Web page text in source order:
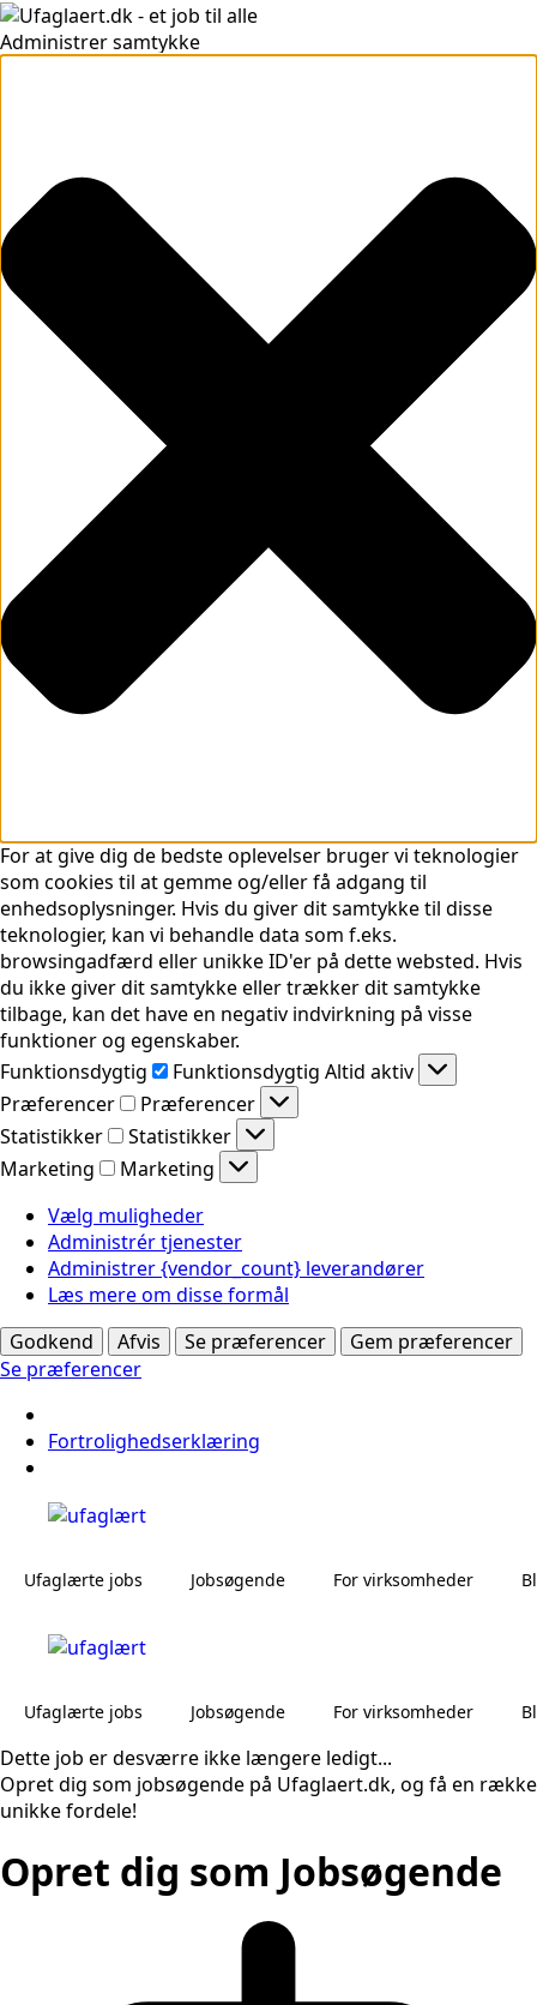
Administrer samtykke
For at give dig de bedste oplevelser bruger vi teknologier
som cookies til at gemme og/eller få adgang til
enhedsoplysninger. Hvis du giver dit samtykke til disse
teknologier, kan vi behandle data som f.eks.
browsingadfærd eller unikke ID'er på dette websted. Hvis
du ikke giver dit samtykke eller trækker dit samtykke
tilbage, kan det have en negativ indvirkning på visse
funktioner og egenskaber.
Funktionsdygtig
Funktionsdygtig Altid aktiv
Præferencer
Præferencer
Statistikker
Statistikker
Marketing
Marketing
Vælg muligheder
Administrér tjenester
Administrer {vendor_count} leverandører
Læs mere om disse formål
Godkend
Afvis Se præferencer
Gem præferencer
Se præferencer
Fortrolighedserklæring
Ufaglærte jobs Jobsøgende For virksomheder
Ufaglærte jobs Jobsøgende For virksomheder
Dette job er desværre ikke længere ledigt...
Opret dig som jobsøgende på Ufaglaert.dk, og få en række
unikke fordele!
Opret dig som Jobsøgende